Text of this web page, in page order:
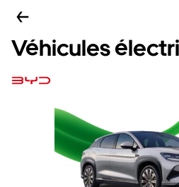
Véhicules